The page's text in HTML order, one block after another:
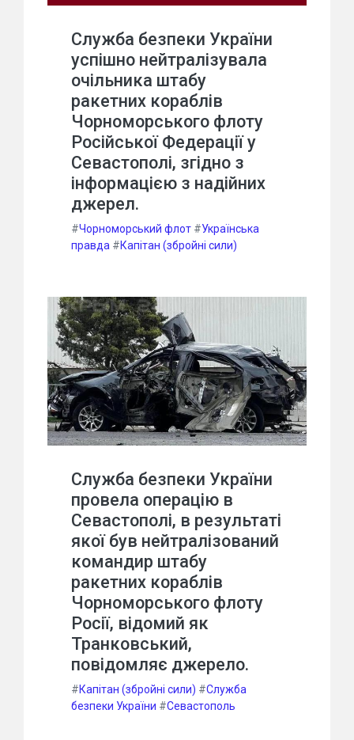
Служба безпеки України
успішно нейтралізувала
очільника штабу
ракетних кораблів
Чорноморського флоту
Російської Федерації у
Севастополі, згідно з
інформацією з надійних
джерел.
#Чорноморський флот #Українська
правда #Капітан (збройні сили)
Служба безпеки України
провела операцію в
Севастополі, в результаті
якої був нейтралізований
командир штабу
ракетних кораблів
Чорноморського флоту
Росії, відомий як
Транковський,
повідомляє джерело.
#Капітан (збройні сили) #Служба
безпеки України #Севастополь